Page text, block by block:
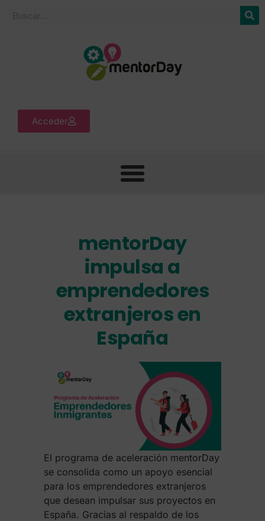
Acceder
mentorDay
impulsa a
emprendedores
extranjeros en
España
El programa de aceleración mentorDay
se consolida como un apoyo esencial
para los emprendedores extranjeros
que desean impulsar sus proyectos en
España. Gracias al respaldo de los